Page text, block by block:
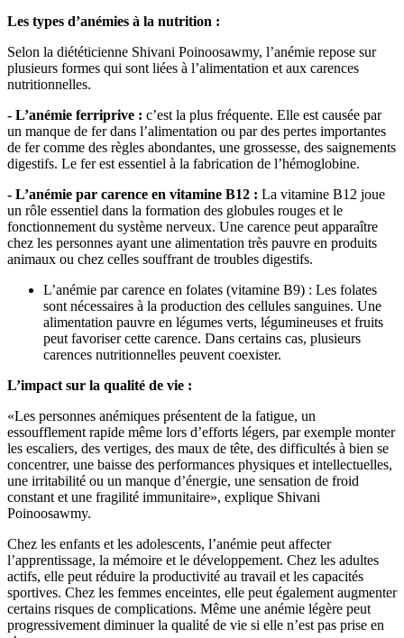
Les types d’anémies à la nutrition :
Selon la diététicienne Shivani Poinoosawmy, l’anémie repose sur
plusieurs formes qui sont liées à l’alimentation et aux carences
nutritionnelles.
- L’anémie ferriprive : c’est la plus fréquente. Elle est causée par
un manque de fer dans l’alimentation ou par des pertes importantes
de fer comme des règles abondantes, une grossesse, des saignements
digestifs. Le fer est essentiel à la fabrication de l’hémoglobine.
- L’anémie par carence en vitamine B12 : La vitamine B12 joue
un rôle essentiel dans la formation des globules rouges et le
fonctionnement du système nerveux. Une carence peut apparaître
chez les personnes ayant une alimentation très pauvre en produits
animaux ou chez celles souffrant de troubles digestifs.
L’anémie par carence en folates (vitamine B9) : Les folates
sont nécessaires à la production des cellules sanguines. Une
alimentation pauvre en légumes verts, légumineuses et fruits
peut favoriser cette carence. Dans certains cas, plusieurs
carences nutritionnelles peuvent coexister.
L’impact sur la qualité de vie :
«Les personnes anémiques présentent de la fatigue, un
essoufflement rapide même lors d’efforts légers, par exemple monter
les escaliers, des vertiges, des maux de tête, des difficultés à bien se
concentrer, une baisse des performances physiques et intellectuelles,
une irritabilité ou un manque d’énergie, une sensation de froid
constant et une fragilité immunitaire», explique Shivani
Poinoosawmy.
Chez les enfants et les adolescents, l’anémie peut affecter
l’apprentissage, la mémoire et le développement. Chez les adultes
actifs, elle peut réduire la productivité au travail et les capacités
sportives. Chez les femmes enceintes, elle peut également augmenter
certains risques de complications. Même une anémie légère peut
progressivement diminuer la qualité de vie si elle n’est pas prise en